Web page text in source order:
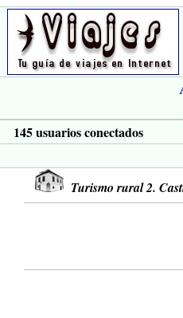
145 usuarios conectados
Turismo rural 2.